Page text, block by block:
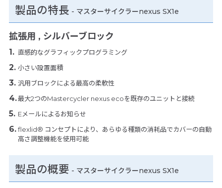
製品の特長 - マスターサイクラーnexus SX1e
拡張用 , シルバーブロック
直感的なグラフィックプログラミング
小さい設置面積
汎用ブロックによる最高の柔軟性
最大2つのMastercycler nexus ecoを既存のユニットと接続
Eメールによるお知らせ
flexlid® コンセプトにより、あらゆる種類の消耗品でカバーの自動
高さ調整機能を使用可能
製品の概要 - マスターサイクラーnexus SX1e